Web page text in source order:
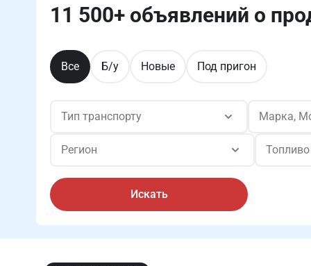
11 500+ объявлений о
Все Б/у Новые Под пригон
Тип транспорту Марка,
Регион Топливо
Искать